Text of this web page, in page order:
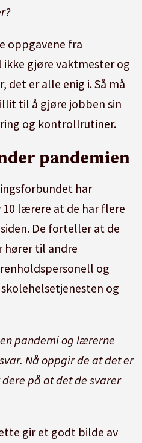
oppgavene fra
gjøre vaktmester og
det er alle enig i. Så må
til å gjøre jobben sin
og kontrollrutiner.
pandemien
har
lærere at de har flere
De forteller at de
hører til andre
og
og
pandemi og lærerne
Nå oppgir de at det er
på at det de svarer
gir et godt bilde av